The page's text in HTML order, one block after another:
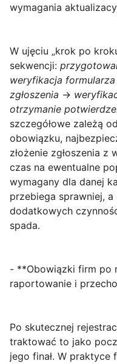
wymagania
W ujęciu „krok po
sekwencji:
weryfikacja formularza
zgłoszenia →
otrzymanie
szczegółowe zależą
obowiązku,
złożenie zgłoszenia
czas na ewentualne
wymagany dla danej
przebiega sprawniej,
dodatkowych
spada.
- **Obowiązki firm po
raportowanie i
Po skutecznej
traktować to jako
jego finał. W praktyce